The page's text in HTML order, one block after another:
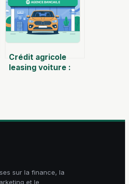
Crédit agricole
leasing voiture :
sur la finance, la
et le